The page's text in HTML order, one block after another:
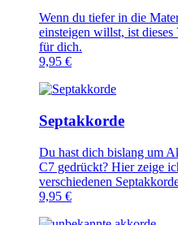
Wenn du tiefer in die
einsteigen willst, ist
für dich.
9,95 €
Septakkorde
Du hast dich bislang um
C7 gedrückt? Hier zeige
verschiedenen
9,95 €